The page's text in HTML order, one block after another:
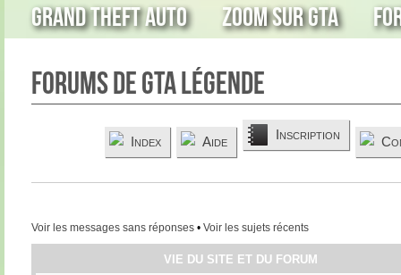
Grand Theft Auto Zoom sur GTA
Forums de GTA Légende
Index Aide Inscription
Voir les messages sans réponses• Voir les sujets récents
VIE DU SITE ET DU FORUM